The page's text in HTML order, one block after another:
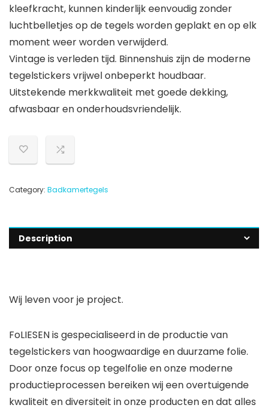
kleefkracht, kunnen kinderlijk eenvoudig zonder
luchtbelletjes op de tegels worden geplakt en op elk
moment weer worden verwijderd.
Vintage is verleden tijd. Binnenshuis zijn de moderne
tegelstickers vrijwel onbeperkt houdbaar.
Uitstekende merkkwaliteit met goede dekking,
afwasbaar en onderhoudsvriendelijk.
Category: Badkamertegels
Description
Wij leven voor je project.
FoLIESEN is gespecialiseerd in de productie van
tegelstickers van hoogwaardige en duurzame folie.
Door onze focus op tegelfolie en onze moderne
productieprocessen bereiken wij een overtuigende
kwaliteit en diversiteit in onze producten en dat alles